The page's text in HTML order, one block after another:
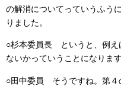
の解消についてっていうふう
りました。
○杉本委員長 というと、例え
ないかっていうことになります
○田中委員
そうですね。第４